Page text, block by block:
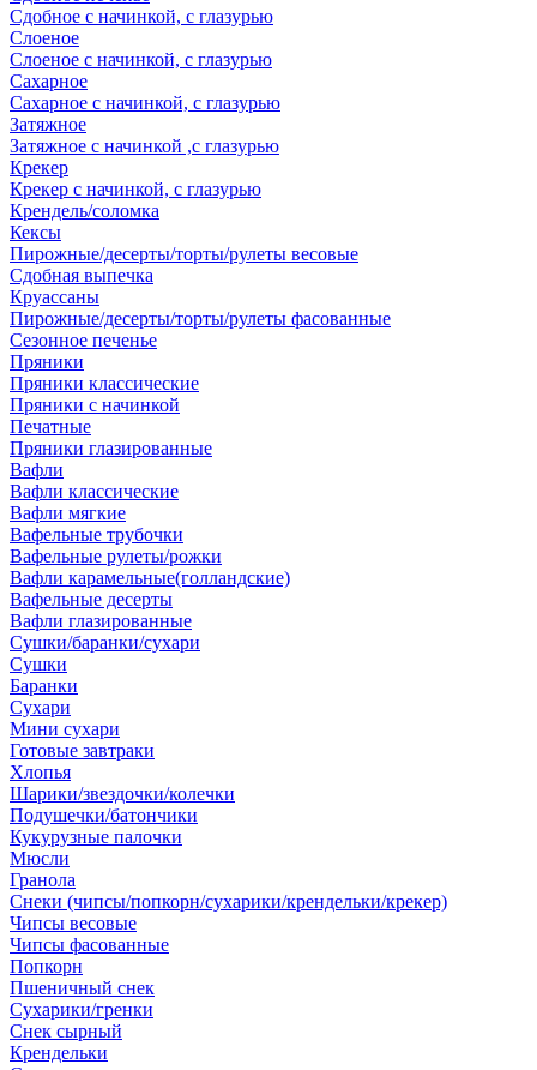
Сдобное с начинкой, с глазурью
Слоеное
Слоеное с начинкой, с глазурью
Сахарное
Сахарное с начинкой, с глазурью
Затяжное
Затяжное с начинкой ,с глазурью
Крекер
Крекер с начинкой, с глазурью
Крендель/соломка
Кексы
Пирожные/десерты/торты/рулеты весовые
Сдобная выпечка
Круассаны
Пирожные/десерты/торты/рулеты фасованные
Сезонное печенье
Пряники
Пряники классические
Пряники с начинкой
Печатные
Пряники глазированные
Вафли
Вафли классические
Вафли мягкие
Вафельные трубочки
Вафельные рулеты/рожки
Вафли карамельные(голландские)
Вафельные десерты
Вафли глазированные
Сушки/баранки/сухари
Сушки
Баранки
Сухари
Мини сухари
Готовые завтраки
Хлопья
Шарики/звездочки/колечки
Подушечки/батончики
Кукурузные палочки
Мюсли
Гранола
Снеки (чипсы/попкорн/сухарики/крендельки/крекер)
Чипсы весовые
Чипсы фасованные
Попкорн
Пшеничный снек
Сухарики/гренки
Снек сырный
Крендельки